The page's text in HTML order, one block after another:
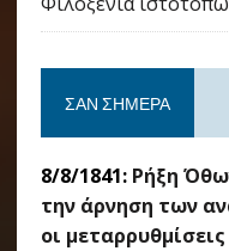
ΣΑΝ ΣΉΜΕΡΑ
8/8/1841: Ρήξη
την άρνηση των
οι